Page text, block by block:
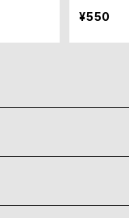
¥550